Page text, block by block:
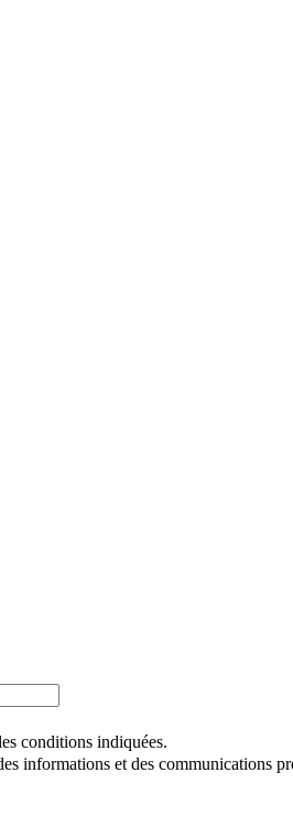
conditions indiquées.
informations et des communications